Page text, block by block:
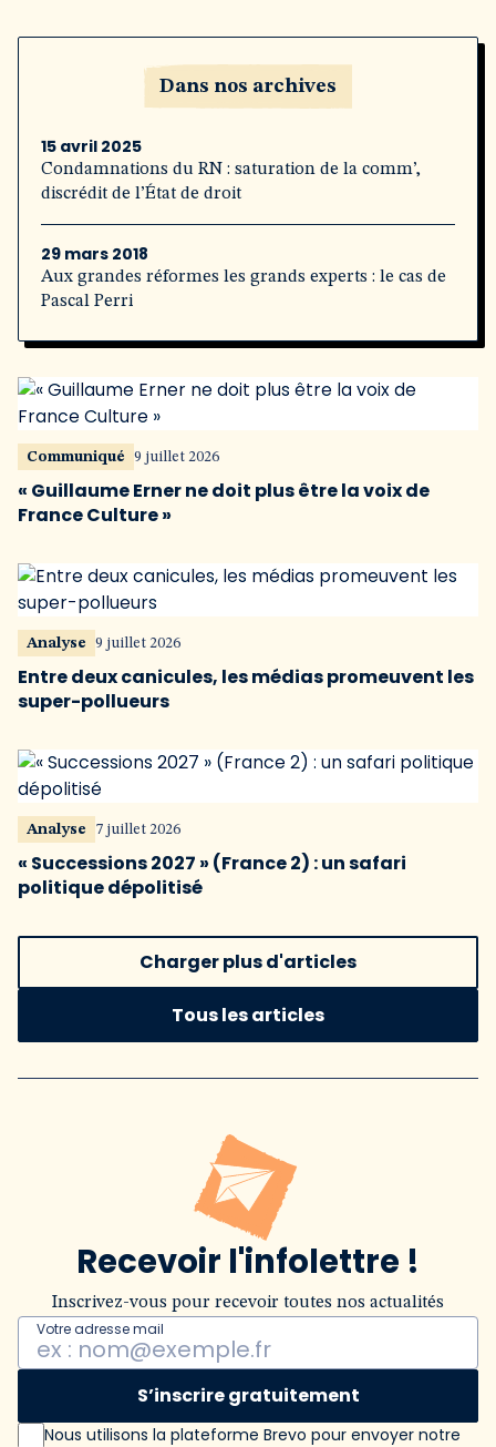
Dans nos archives
15 avril 2025
Condamnations du RN : saturation de la comm’,
discrédit de l’État de droit
29 mars 2018
Aux grandes réformes les grands experts : le cas de
Pascal Perri
Communiqué 9 juillet 2026
« Guillaume Erner ne doit plus être la voix de
France Culture »
Analyse 9 juillet 2026
Entre deux canicules, les médias promeuvent les
super-pollueurs
Analyse 7 juillet 2026
« Successions 2027 » (France 2) : un safari
politique dépolitisé
Charger plus d'articles
Tous les articles
Recevoir l'infolettre !
Inscrivez-vous pour recevoir toutes nos actualités
Votre adresse mail
S’inscrire gratuitement
Nous utilisons la plateforme Brevo pour envoyer notre